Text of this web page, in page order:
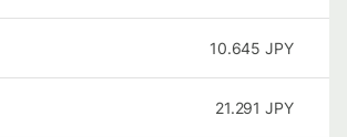
10.645 JPY
21.291 JPY